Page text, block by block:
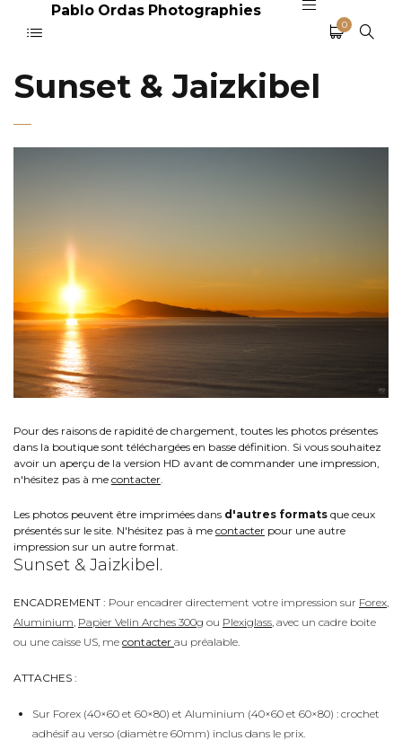
Pablo Ordas Photographies
0
Sunset & Jaizkibel
Pour des raisons de rapidité de chargement, toutes les photos présentes
dans la boutique sont téléchargées en basse définition. Si vous souhaitez
avoir un aperçu de la version HD avant de commander une impression,
n'hésitez pas à me contacter
Les photos peuvent être imprimées dans d'autres formats que ceux
présentés sur le site. N'hésitez pas à me contacter pour une autre
impression sur un autre format.
Sunset & Jaizkibel.
ENCADREMENT : Pour encadrer directement votre impression sur Forex
Aluminium Papier Velin Arches 300g ou Plexiglass , avec un cadre boite
ou une caisse US, me contacter au préalable.
ATTACHES :
Sur Forex (40×60 et 60×80) et Aluminium (40×60 et 60×80) : crochet
adhésif au verso (diamètre 60mm) inclus dans le prix.